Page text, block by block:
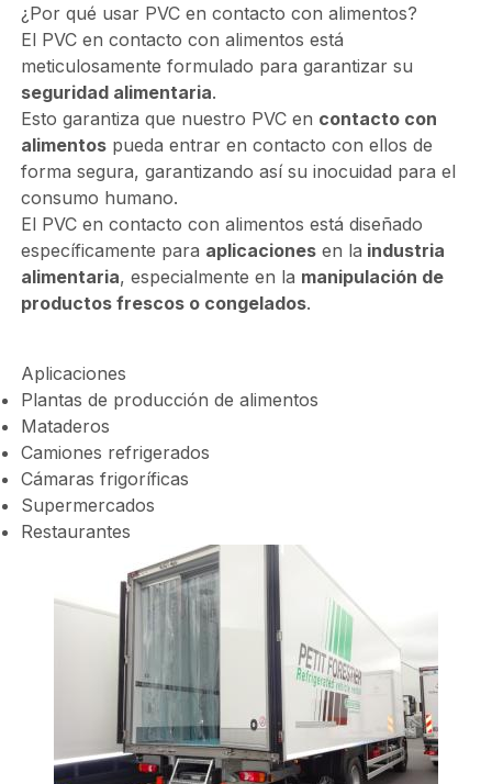
¿Por qué usar PVC en contacto con alimentos?
El PVC en contacto con alimentos está
meticulosamente formulado para garantizar su
seguridad alimentaria.
Esto garantiza que nuestro PVC en contacto con
alimentospueda entrar en contacto con ellos de
forma segura, garantizando así su inocuidad para el
consumo humano.
El PVC en contacto con alimentos está diseñado
específicamente para aplicacionesen la industria
alimentaria, especialmente en la manipulación de
productos frescos o congelados.
Aplicaciones
Plantas de producción de alimentos
Mataderos
Camiones refrigerados
Cámaras frigoríficas
Supermercados
Restaurantes